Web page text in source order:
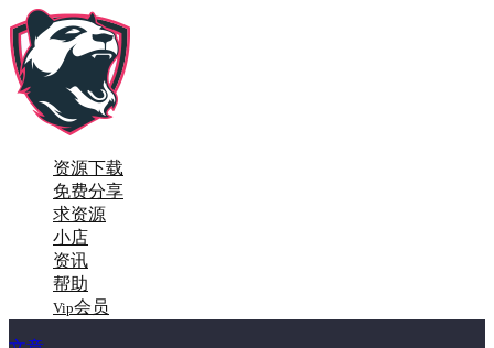
资源下载
免费分享
求资源
小店
资讯
帮助
Vip会员